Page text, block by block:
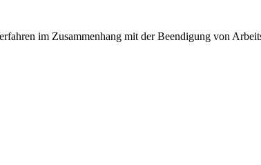
im Zusammenhang mit der Beendigung von